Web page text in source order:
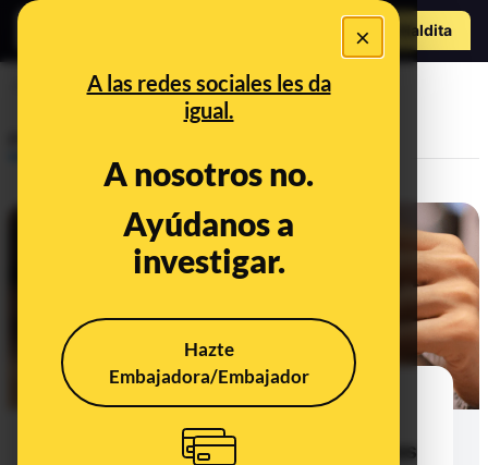
×
A las redes sociales les da
igual.
A nosotros no.
Ayúdanos a
investigar.
Hazte
Embajadora/Embajador
Hazte Maldito
a
Cuidado con los cofres en los
directos de TikTok: utilizan
dinámicas similares a las máquinas